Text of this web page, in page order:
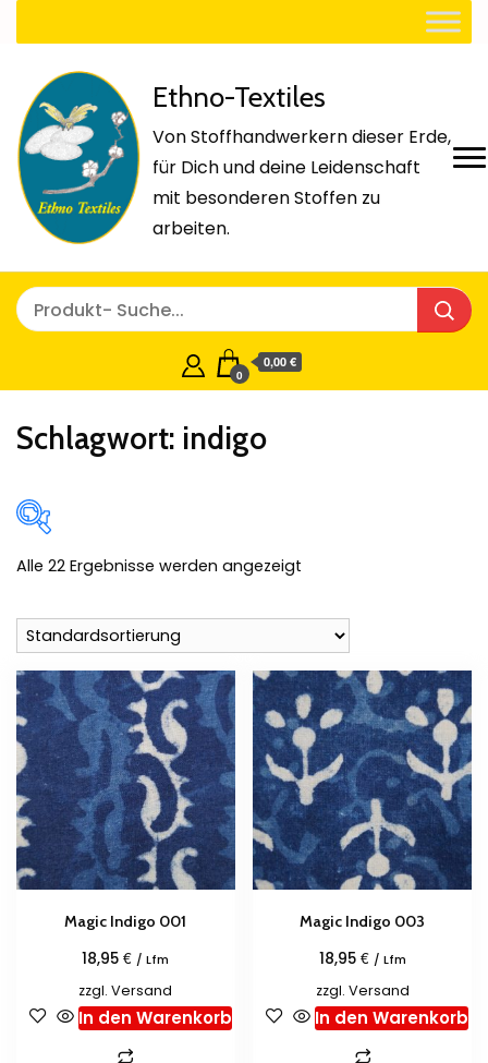
Ethno-Textiles
Von Stoffhandwerkern dieser Erde,
für Dich und deine Leidenschaft
mit besonderen Stoffen zu
arbeiten.
0
0,00 €
Schlagwort: indigo
Zum Verkauf(0)
Produkt-Kategorien
Produkt Schlagwörter
Alle 22 Ergebnisse werden angezeigt
Magic Indigo 001
18,95€ / Lfm
zzgl.Versand
In den Warenkorb
Magic Indigo 003
18,95 € / Lfm
zzgl. Versand
In den Warenkorb